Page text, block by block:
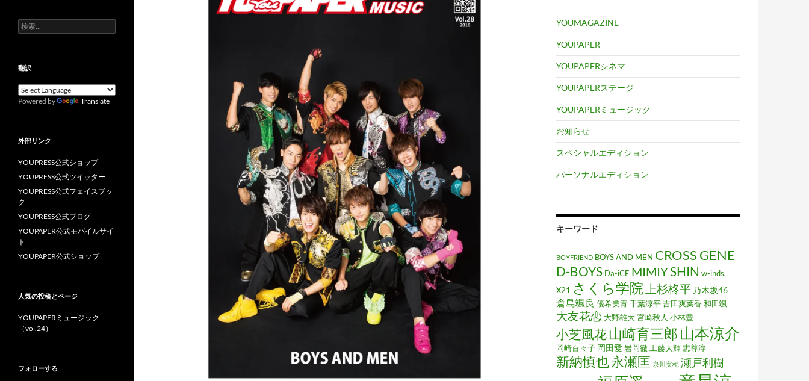
YOUMAGAZINE
YOUPAPER
YOUPAPERシネマ
YOUPAPERステージ
YOUPAPERミュージック
お知らせ
スペシャルエディション
パーソナルエディション
キーワード
BOYFRIEND BOYS AND MEN CROSS GENE
D-BOYS Da-iCE MIMIYSHIN w-inds.
X21 さくら学院 上杉柊平 乃木坂46
倉島颯良 優希美青 千葉涼平 吉田爽葉香 和田颯
大友花恋 大野雄大 宮崎秋人 小林豊
小芝風花山崎育三郎 山本涼介
岡崎百々子 岡田愛 岩岡徹 工藤大輝 志尊淳
新納慎也永瀬匡 泉川実穂 瀬戸利樹
検
索:
翻訳
Powered by Translate
外部リンク
YOUPRESS公式ショップ
YOUPRESS公式ツイッター
YOUPRESS公式フェイスブッ
ク
YOUPRESS公式ブログ
YOUPAPER公式モバイルサイ
ト
YOUPAPER公式ショップ
人気の投稿とページ
YOUPAPERミュージック
（vol.24）
フォローする